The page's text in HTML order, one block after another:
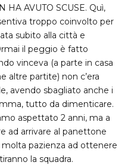
HA AVUTO SCUSE. Quì,
troppo coinvolto per
subito alla città e
il peggio è fatto
vinceva (a parte in casa
altre partite) non c’era
avendo sbagliato anche i
tutto da dimenticare.
aspettato 2 anni, ma a
ad arrivare al panettone
pazienza ad ottenere
la squadra.